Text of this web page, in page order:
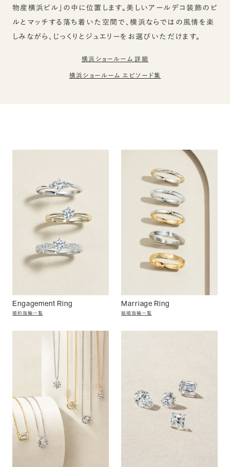
物産横浜ビル」の中に位置します。美しいアールデコ装飾のビ
ルとマッチする落ち着いた空間で、横浜ならではの風情を楽
しみながら、じっくりとジュエリーをお選びいただけます。
横浜ショールーム 詳細
横浜ショールーム エピソード集
Engagement Ring
婚約指輪一覧
Marriage Ring
結婚指輪一覧